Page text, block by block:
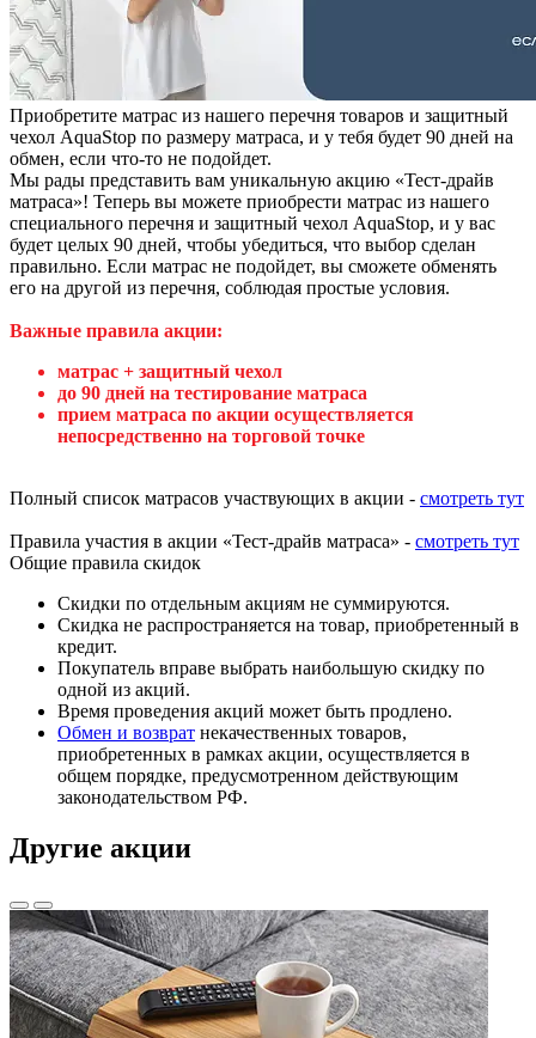
Приобретите матрас из нашего перечня товаров и защитный
чехол AquaStop по размеру матраса, и у тебя будет 90 дней на
обмен, если что-то не подойдет.
Мы рады представить вам уникальную акцию «Тест-драйв
матраса»! Теперь вы можете приобрести матрас из нашего
специального перечня и защитный чехол AquaStop, и у вас
будет целых 90 дней, чтобы убедиться, что выбор сделан
правильно. Если матрас не подойдет, вы сможете обменять
его на другой из перечня, соблюдая простые условия.
Важные правила акции:
матрас + защитный чехол
до 90 дней на тестирование матраса
прием матраса по акции осуществляется
непосредственно на торговой точке
Полный список матрасов участвующих в акции - смотреть тут
Правила участия в акции «Тест-драйв матраса» - смотреть тут
Общие правила скидок
Скидки по отдельным акциям не суммируются.
Скидка не распространяется на товар, приобретенный в
кредит.
Покупатель вправе выбрать наибольшую скидку по
одной из акций.
Время проведения акций может быть продлено.
Обмен и возврат некачественных товаров,
приобретенных в рамках акции, осуществляется в
общем порядке, предусмотренном действующим
законодательством РФ.
Другие акции